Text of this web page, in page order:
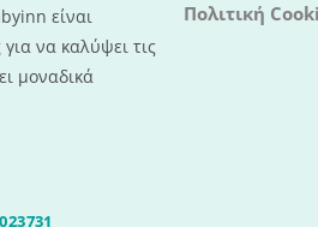
είναι
να καλύψει τις
μοναδικά
Πολιτική